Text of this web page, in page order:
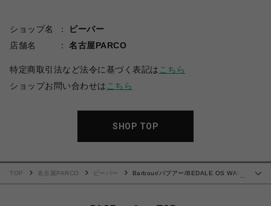
ショップ名
ビーバー
店舗名
名古屋PARCO
特定商取引法など法令に基づく表記は こちら
ショップお問い合わせは こちら
SHOP TOP
…
TOP 名古屋PARCO ビーバー
Barbour/バブアー/BEDALE OS WAX